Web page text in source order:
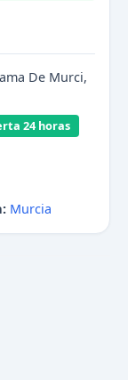
De Murci,
24 horas
Murcia